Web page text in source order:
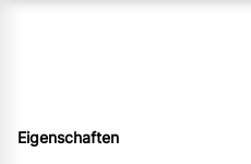
Eigenschaften